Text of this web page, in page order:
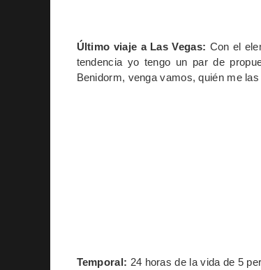
Último viaje a Las Vegas: Con el
tendencia yo tengo un par de
Benidorm, venga vamos, quién me
Temporal: 24 horas de la vida de 5